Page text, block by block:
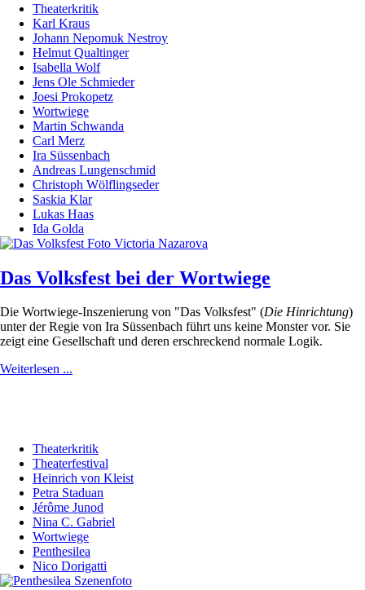
Theaterkritik
Karl Kraus
Johann Nepomuk Nestroy
Helmut Qualtinger
Isabella Wolf
Jens Ole Schmieder
Joesi Prokopetz
Wortwiege
Martin Schwanda
Carl Merz
Ira Süssenbach
Andreas Lungenschmid
Christoph Wölflingseder
Saskia Klar
Lukas Haas
Ida Golda
Das Volksfest bei der Wortwiege
Die Wortwiege-Inszenierung von "Das Volksfest" (Die Hinrichtung)
unter der Regie von Ira Süssenbach führt uns keine Monster vor. Sie
zeigt eine Gesellschaft und deren erschreckend normale Logik.
Weiterlesen ...
Theaterkritik
Theaterfestival
Heinrich von Kleist
Petra Staduan
Jérôme Junod
Nina C. Gabriel
Wortwiege
Penthesilea
Nico Dorigatti